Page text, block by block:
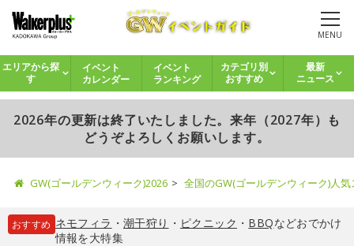
MENU
エリアから探
す
イベント
カレンダー
イベント
ランキング
カテゴリ別
おすすめ
最新
ニュース
2026年の更新は終了いたしました。来年（2027年）も
どうぞよろしくお願いします。
GW(ゴールデンウィーク)2026 全国のGW(ゴールデンウィーク)人
おすすめ ネモフィラ ・ 潮干狩り ・ ピクニック ・ BBQなどおでかけ
情報を大特集